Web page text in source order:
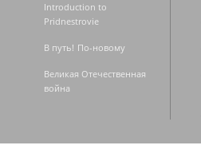
Introduction to
Pridnestrovie
В путь! По-новому
Великая Отечественная
война